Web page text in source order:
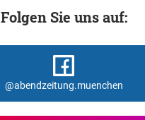
Folgen Sie uns auf:
@abendzeitung.muenchen